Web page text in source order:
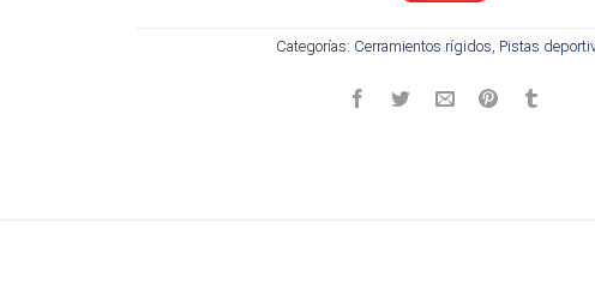
Categorías: Cerramientos rígidos Pistas